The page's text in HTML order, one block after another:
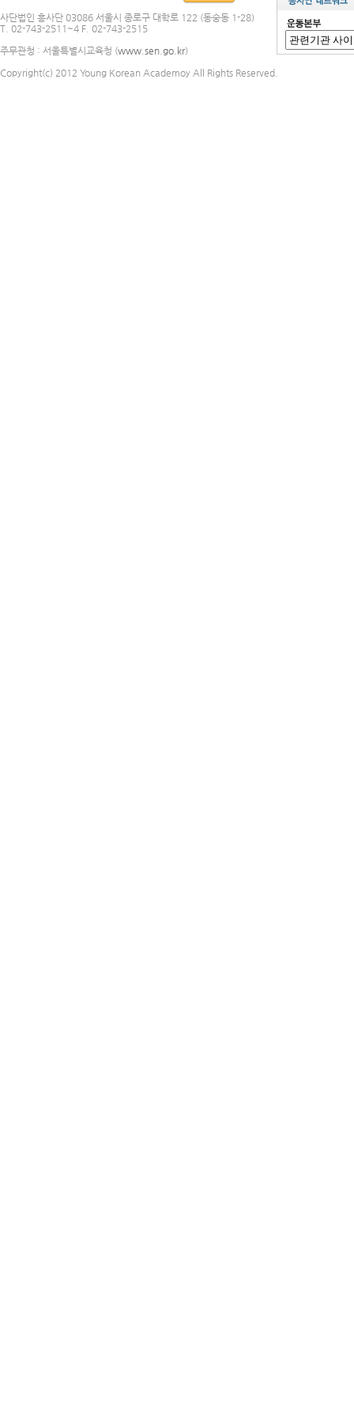
사단법인 흥사단 03086 서울시 종로구 대학로 122 (동숭동 1-28)
T. 02-743-2511~4 F. 02-743-2515
주무관청 : 서울특별시교육청 (www.sen.go.kr)
Copyright(c) 2012 Young Korean Academoy All Rights Reserved.